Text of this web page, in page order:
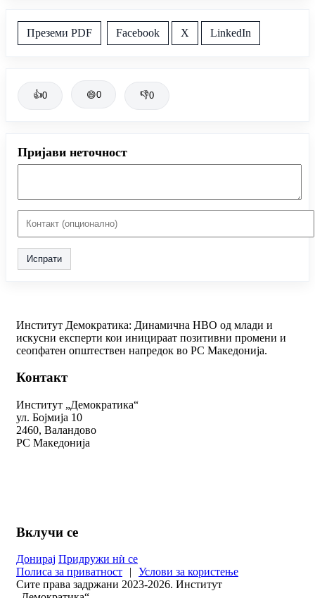
Преземи PDF Facebook X LinkedIn
👍0 😄0 👎0
Пријави неточност
Испрати
Институт Демократика: Динамична НВО од млади и
искусни експерти кои иницираат позитивни промени и
сеопфатен општествен напредок во РС Македонија.
Контакт
Институт „Демократика“
ул. Бојмија 10
2460, Валандово
РС Македонија
Вклучи се
Донирај Придружи нѝ се
Полиса за приватност
|
Услови за користење
Сите права задржани 2023-2026. Институт